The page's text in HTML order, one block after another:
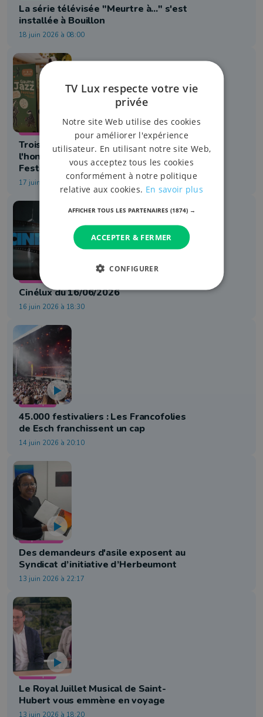
La série télévisée "Meurtre à..." s'est
installée à Bouillon
18 juin 2026 à 08:00
Musique
Trois légendes mondiales mises à
l'honneur au 42ème Gaume Jazz
Festival
17 juin 2026 à 19:22
Cinéma
Cinélux du 16/06/2026
16 juin 2026 à 18:30
Musique
45.000 festivaliers : Les Francofolies
de Esch franchissent un cap
14 juin 2026 à 20:10
Exposition
Des demandeurs d'asile exposent au
Syndicat d’initiative d’Herbeumont
13 juin 2026 à 22:17
Musique
Le Royal Juillet Musical de Saint-
Hubert vous emmène en voyage
13 juin 2026 à 18:20
TV Lux respecte votre vie
privée
Notre site Web utilise des cookies
pour améliorer l'expérience
utilisateur. En utilisant notre site Web,
vous acceptez tous les cookies
conformément à notre politique
relative aux cookies. En savoir plus
AFFICHER TOUS LES PARTENAIRES (1874) →
ACCEPTER & FERMER
CONFIGURER